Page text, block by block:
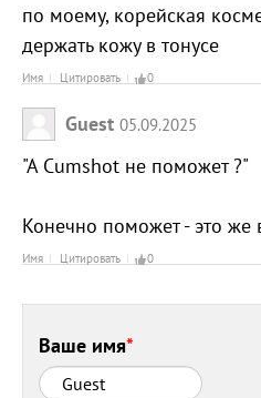
по моему, корейская
держать кожу в тонусе
Имя Цитировать 0
Guest 05.09.2025
"А Cumshot не поможет ?"
Конечно поможет - это же
Имя Цитировать 0
Ваше имя*